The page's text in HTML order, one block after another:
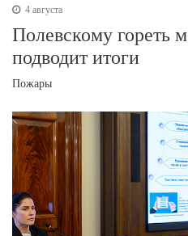
4 августа
Полевскому
подводит итоги
Пожары